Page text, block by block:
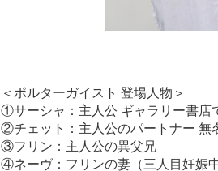
＜ポルターガイスト 登場人物＞
①サーシャ：主人公 ギャラリー書店
②チェット：主人公のパートナー 無
③フリン：主人公の異父兄
④ネーヴ：フリンの妻（三人目妊娠